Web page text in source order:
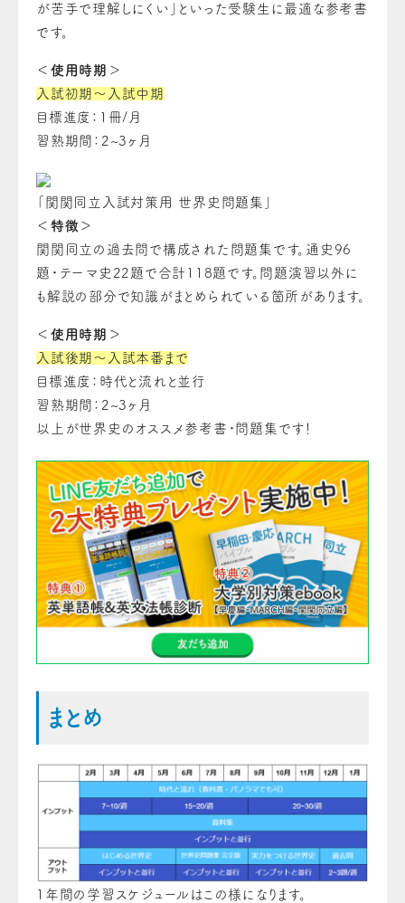
が苦手で理解しにくい」といった受験生に最適な参考書
です。
＜使用時期＞
入試初期～入試中期
目標進度：1冊/月
習熟期間：2~3ヶ月
「関関同立入試対策用 世界史問題集」
＜特徴＞
関関同立の過去問で構成された問題集です。通史96
題・テーマ史22題で合計118題です。問題演習以外に
も解説の部分で知識がまとめられている箇所があります。
＜使用時期＞
入試後期～入試本番まで
目標進度：時代と流れと並行
習熟期間：2~3ヶ月
以上が世界史のオススメ参考書・問題集です！
まとめ
1年間の学習スケジュールはこの様になります。